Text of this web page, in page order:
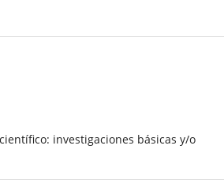
investigaciones básicas y/o